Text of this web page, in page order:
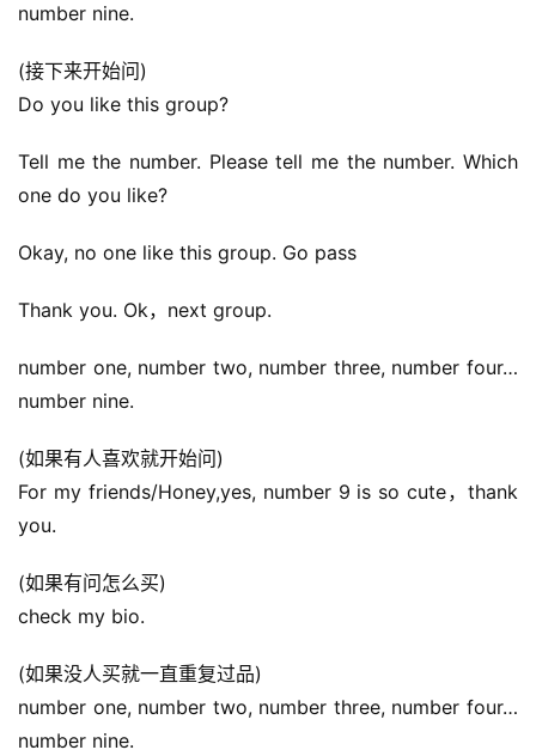
经
教
程
软
件
用
服
项
目
A
提
词
源
代
码
登录
number nine.
(接下来开始问)
Do you like this group?
Tell me the number. Please tell me the number. Which
one do you like?
Okay, no one like this group. Go pass
Thank you. Ok，next group.
number one, number two, number three, number four…
number nine.
(如果有人喜欢就开始问)
For my friends/Honey,yes, number 9 is so cute，thank
you.
(如果有问怎么买)
check my bio.
(如果没人买就一直重复过品)
number one, number two, number three, number four…
number nine.